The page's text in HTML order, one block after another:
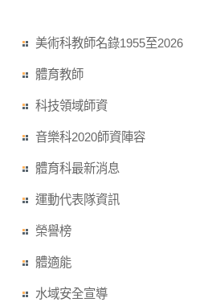
美術科教師名錄1955至2026
體育教師
科技領域師資
音樂科2020師資陣容
體育科最新消息
運動代表隊資訊
榮譽榜
體適能
水域安全宣導